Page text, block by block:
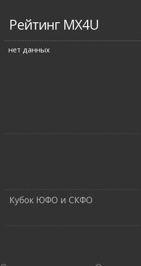
Рейтинг MX4U
нет данных
Кубок ЮФО и СКФО